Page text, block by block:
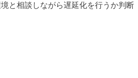
と相談しながら遅延化を行うか判断